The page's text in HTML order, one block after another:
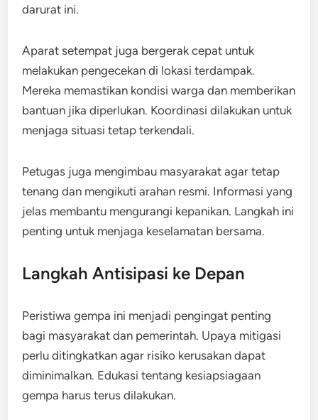
darurat ini.
Aparat setempat juga bergerak cepat untuk
melakukan pengecekan di lokasi terdampak.
Mereka memastikan kondisi warga dan memberikan
bantuan jika diperlukan. Koordinasi dilakukan untuk
menjaga situasi tetap terkendali.
Petugas juga mengimbau masyarakat agar tetap
tenang dan mengikuti arahan resmi. Informasi yang
jelas membantu mengurangi kepanikan. Langkah ini
penting untuk menjaga keselamatan bersama.
Langkah Antisipasi ke Depan
Peristiwa gempa ini menjadi pengingat penting
bagi masyarakat dan pemerintah. Upaya mitigasi
perlu ditingkatkan agar risiko kerusakan dapat
diminimalkan. Edukasi tentang kesiapsiagaan
gempa harus terus dilakukan.